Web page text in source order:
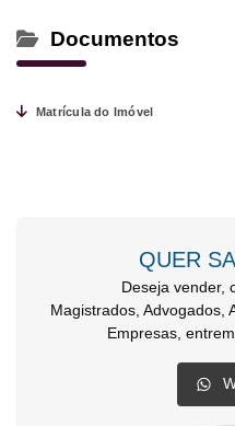
Documentos
Matrícula do Imóvel
QUER
Deseja vender,
Magistrados, Advogados,
Empresas,